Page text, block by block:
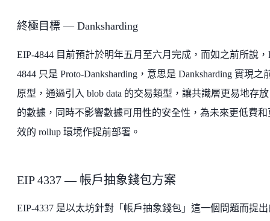
終極目標 — Danksharding
EIP-4844 目前預計於明年五月至六月完成，而如之前所說，
4844 只是 Proto-Danksharding，意思是 Danksharding 實現之
原型，通過引入 blob data 的交易類型，讓共識層更易地存
的數據，同時不影響數據可用性的安全性，為未來更低費和
效的 rollup 環境作提前部署。
EIP 4337 — 帳戶抽象錢包方案
EIP-4337 是以太坊針對「帳戶抽象錢包」這一個問題而提